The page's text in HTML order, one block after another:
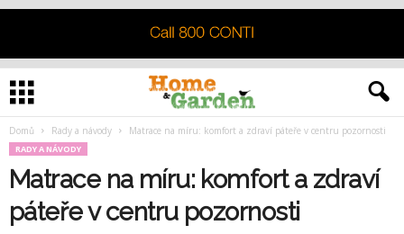
Domů Rady a návody Matrace na míru: komfort a zdraví páteře v centru pozornosti
RADY A NÁVODY
Matrace na míru: komfort a zdraví
páteře v centru pozornosti